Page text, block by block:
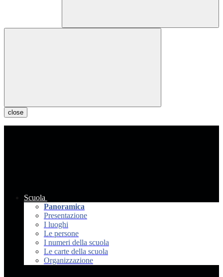
close
Scuola
Panoramica
Presentazione
I luoghi
Le persone
I numeri della scuola
Le carte della scuola
Organizzazione